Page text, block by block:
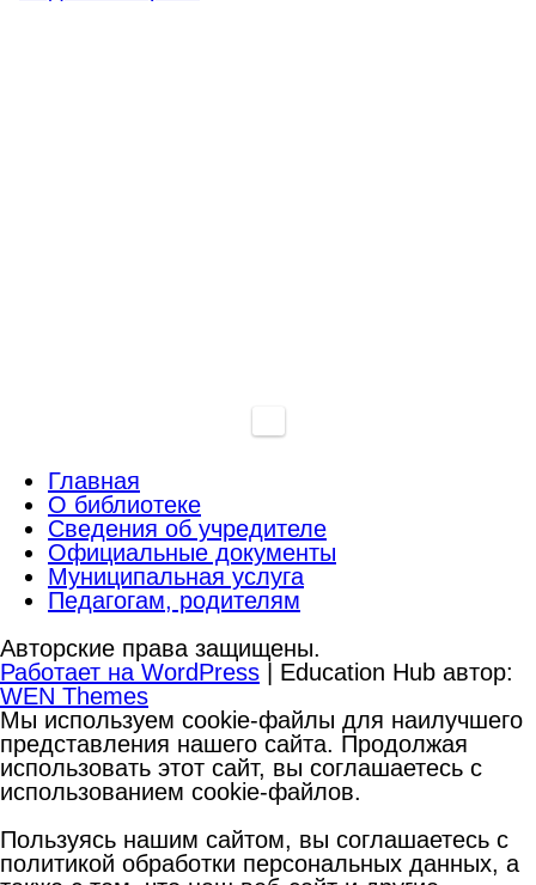
Главная
О библиотеке
Сведения об учредителе
Официальные документы
Муниципальная услуга
Педагогам, родителям
Авторские права защищены.
Работает на WordPress
Education Hub автор:
WEN Themes
Мы используем cookie-файлы для наилучшего
представления нашего сайта. Продолжая
использовать этот сайт, вы соглашаетесь с
использованием cookie-файлов.
Пользуясь нашим сайтом, вы соглашаетесь с
политикой обработки персональных данных, а